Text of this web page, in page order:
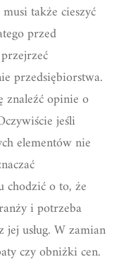
także cieszyć
przed
przedsiębiorstwa.
znaleźć opinie o
jeśli
elementów nie
o to, że
i potrzeba
usług. W zamian
czy obniżki cen.